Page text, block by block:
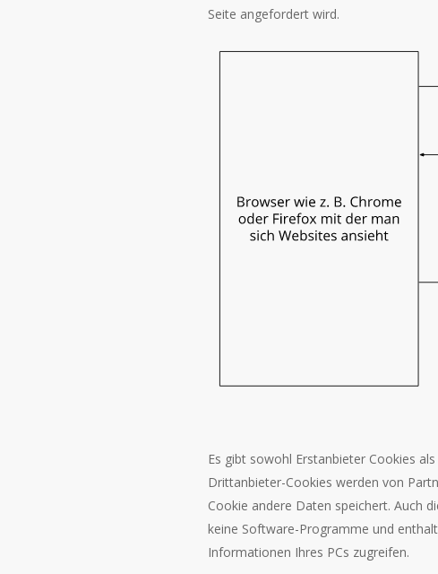
Seite angefordert wird.
Es gibt sowohl Erstanbieter Cookies
Drittanbieter-Cookies werden von
Cookie andere Daten speichert. Auch
keine Software-Programme und
Informationen Ihres PCs zugreifen.